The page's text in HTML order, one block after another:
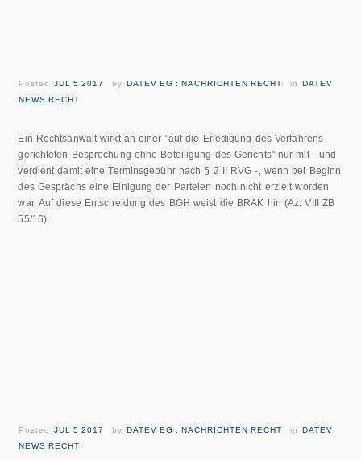
PostedJUL 5 2017 byDATEV EG : NACHRICHTEN RECHT inDATEV
NEWS RECHT
Ein Rechtsanwalt wirkt an einer "auf die Erledigung des Verfahrens
gerichteten Besprechung ohne Beteiligung des Gerichts" nur mit - und
verdient damit eine Terminsgebühr nach § 2 II RVG -, wenn bei Beginn
des Gesprächs eine Einigung der Parteien noch nicht erzielt worden
war. Auf diese Entscheidung des BGH weist die BRAK hin (Az. VIII ZB
55/16).
PostedJUL 5 2017 byDATEV EG : NACHRICHTEN RECHT inDATEV
NEWS RECHT